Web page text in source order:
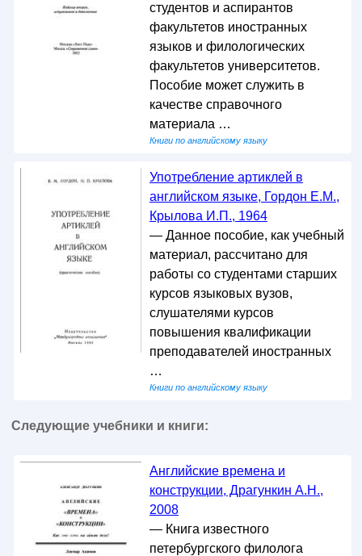
студентов и аспирантов
факультетов иностранных
языков и филологических
факультетов университетов.
Пособие может служить в
качестве справочного
материала …
Книги по английскому языку
Употребление артиклей в
английском языке, Гордон Е.М.,
Крылова И.П., 1964
— Данное пособие, как учебный
материал, рассчитано для
работы со студентами старших
курсов языковых вузов,
слушателями курсов
повышения квалификации
преподавателей иностранных
…
Книги по английскому языку
Следующие учебники и книги:
Английские времена и
конструкции, Драгункин А.Н.,
2008
— Книга известного
петербургского филолога